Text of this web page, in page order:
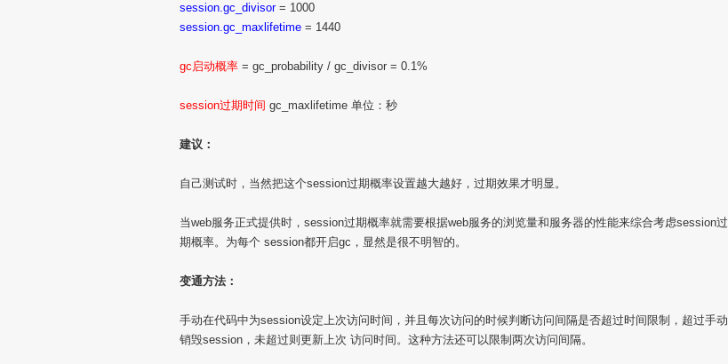
session.gc_divisor= 1000
session.gc_maxlifetime = 1440
gc启动概率 = gc_probability / gc_divisor = 0.1%
session过期时间 gc_maxlifetime 单位：秒
建议：
自己测试时，当然把这个session过期概率设置越大越好，过期效果才明显。
当web服务正式提供时，session过期概率就需要根据web服务的浏览量和服务器的性能来综合考虑session过
期概率。为每个 session都开启gc，显然是很不明智的。
变通方法：
手动在代码中为session设定上次访问时间，并且每次访问的时候判断访问间隔是否超过时间限制，超过手动
销毁session，未超过则更新上次 访问时间。这种方法还可以限制两次访问间隔。